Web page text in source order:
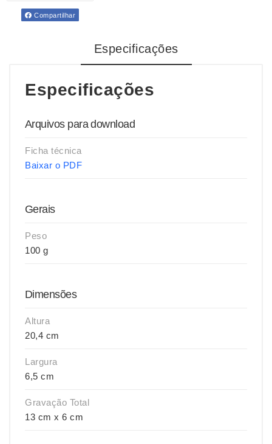
Compartilhar
Especificações
Especificações
Arquivos para download
Ficha técnica
Baixar o PDF
Gerais
Peso
100 g
Dimensões
Altura
20,4 cm
Largura
6,5 cm
Gravação Total
13 cm x 6 cm